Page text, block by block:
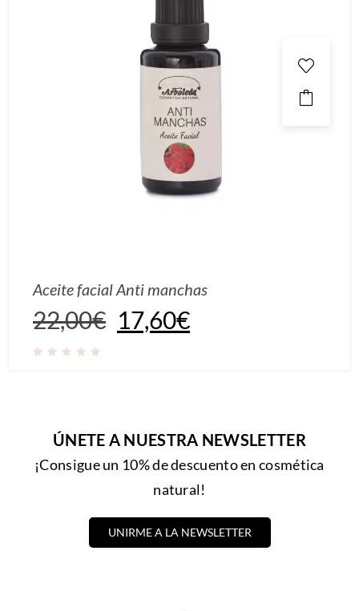
Aceite facial Anti manchas
22,00€ 17,60€
ÚNETE A NUESTRA NEWSLETTER
¡Consigue un 10% de descuento en cosmética
natural!
UNIRME A LA NEWSLETTER